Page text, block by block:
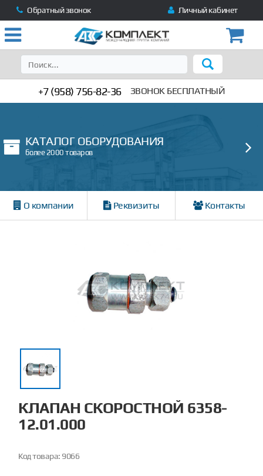
Обратный звонок Личный кабинет
+7 (958) 756-82-36 ЗВОНОК БЕСПЛАТНЫЙ
КАТАЛОГ ОБОРУДОВАНИЯ
более 2000 товаров
О компании Реквизиты Контакты
КЛАПАН СКОРОСТНОЙ 6358-
12.01.000
Код товара: 9066